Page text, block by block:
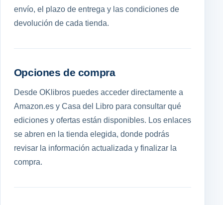
envío, el plazo de entrega y las condiciones de
devolución de cada tienda.
Opciones de compra
Desde OKlibros puedes acceder directamente a
Amazon.es y Casa del Libro para consultar qué
ediciones y ofertas están disponibles. Los enlaces
se abren en la tienda elegida, donde podrás
revisar la información actualizada y finalizar la
compra.